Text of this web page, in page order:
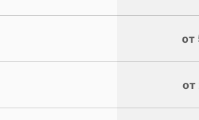
от
от